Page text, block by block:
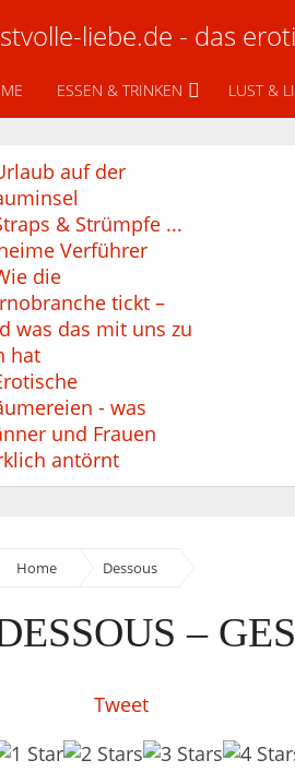
ESSEN & TRINKEN LUST &
auf der Trauminsel
& Strümpfe
für Männer
die Pornobranche tickt ̵ …
Träumereien – wa …
Home Dessous
–
Tweet